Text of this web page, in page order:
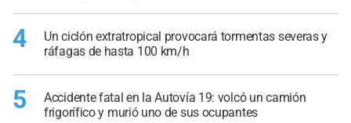
4
Un ciclón extratropical provocará tormentas severas y
ráfagas de hasta 100 km/h
5
Accidente fatal en la Autovía 19: volcó un camión
frigorífico y murió uno de sus ocupantes